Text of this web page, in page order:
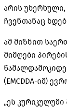
არის
ჩვენთანაც
ამ მიზნით
მიმღები
(EMCDDA-იმ)
„ეს